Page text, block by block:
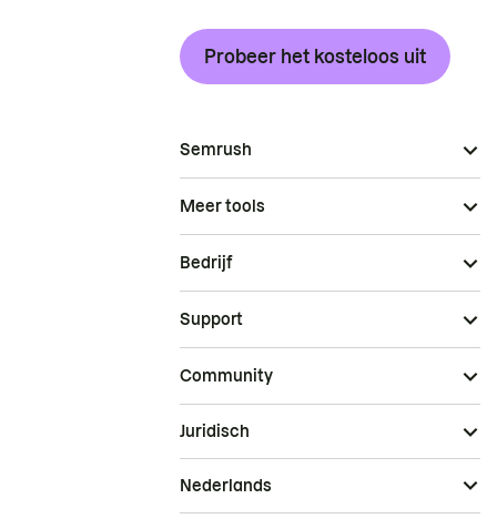
Probeer het kosteloos uit
Semrush
Meer tools
Bedrijf
Support
Community
Juridisch
Nederlands